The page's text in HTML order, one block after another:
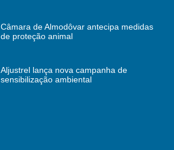
Câmara de Almodôvar antecipa medidas
de proteção animal
Aljustrel lança nova campanha de
sensibilização ambiental